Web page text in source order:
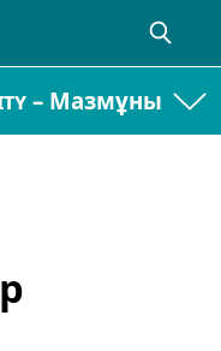
– Мазмұны